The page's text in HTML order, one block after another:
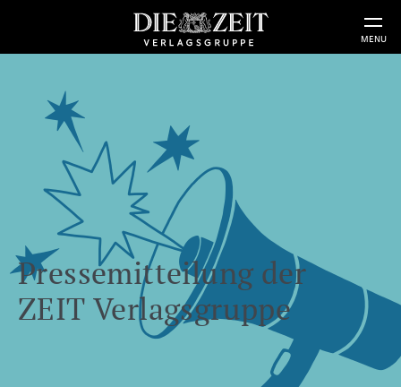
MENU
Pressemitteilung der
ZEIT Verlagsgruppe